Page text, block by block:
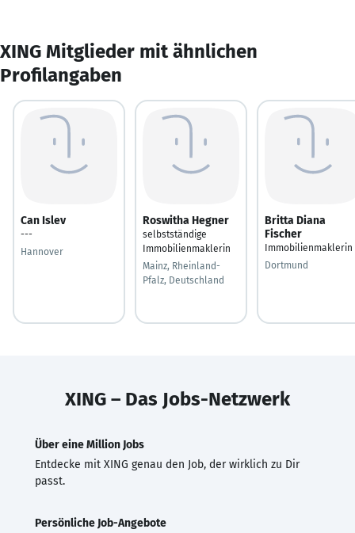
XING Mitglieder mit ähnlichen
Profilangaben
Can Islev
---
Hannover
Roswitha Hegner
selbstständige
Immobilienmaklerin
Mainz, Rheinland-
Pfalz, Deutschland
Britta Diana
Fischer
Immobilienmaklerin
Dortmund
XING – Das Jobs-Netzwerk
Über eine Million Jobs
Entdecke mit XING genau den Job, der wirklich zu Dir
passt.
Persönliche Job-Angebote